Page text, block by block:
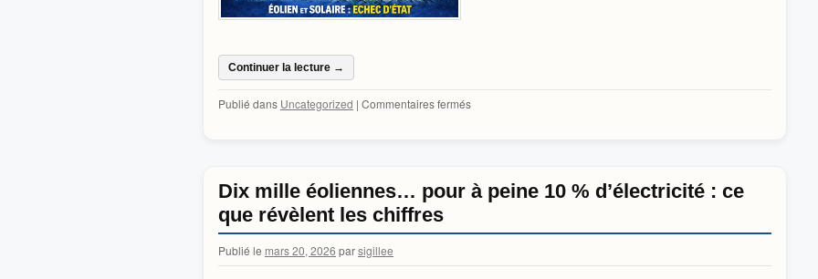
Continuer la lecture →
Publié dans Uncategorized | Commentaires ferméssur
le
scandale
100
que
Dix mille éoliennes… pour à peine 10 % d’électricité : ce
que révèlent les chiffres
Publié le mars 20, 2026 parsigillee